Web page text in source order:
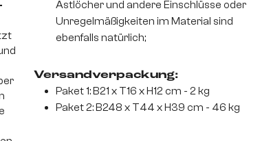
Astlöcher und andere Einschlüsse oder
Unregelmäßigkeiten im Material sind
ebenfalls natürlich;
Versandverpackung:
Paket 1: B21 x T16 x H12 cm - 2 kg
Paket 2: B248 x T44 x H39 cm - 46 kg